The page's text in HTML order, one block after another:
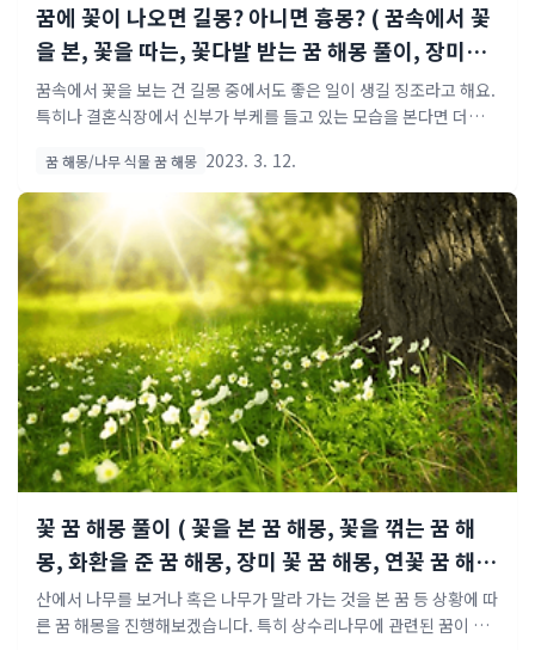
꿈에 꽃이 나오면 길몽? 아니면 흉몽? ( 꿈속에서 꽃
을 본, 꽃을 따는, 꽃다발 받는 꿈 해몽 풀이, 장미꽃
꿈, 국화꽃꿈, 튤립꿈, 해바라기꿈, 연꽃꿈, 개나리
꽃꿈, 매화꽃꿈, 개나리꽃꿈, 안개꽃..
꿈속에서 꽃을 보는 건 길몽 중에서도 좋은 일이 생길 징조라고 해요.
특히나 결혼식장에서 신부가 부케를 들고 있는 모습을 본다면 더욱더
많이 찾는 꿈해몽 등 여러 가지 상황을 정리해 보았습니다. 사람들이
가장 많이 찾는 문장형 꿈해몽 정리 best 1) 가장 많이 꾸는 꽃꿈 중
하나인 꽃다발 받는 꿈입니다. 이 꿈은 길몽 중에서도 아주 좋은 길몽
이랍니다. 자신에게 행운이 찾아온다는 뜻이고, 사업하시는 분이라
면 큰 계약건이 성사될 것이라는 암시라고 하네요. 또한 결혼을 준비
하시거나 연인과의 관계가 소원해지신 분에게는 새로운 인연이 찾아
올 징조라고도 하니 기대하셔도 좋을듯합니다. best 2) 자신이 직접
꽃을 심는 꿈은요? 이것도 역시나 길..
꿈 해몽/나무 식물 꿈 해몽 2023. 3. 12.
꽃 꿈 해몽 풀이 ( 꽃을 본 꿈 해몽, 꽃을 꺾는 꿈 해
몽, 화환을 준 꿈 해몽, 장미 꽃 꿈 해몽, 연꽃 꿈 해
몽, 목화송이 꿈 해몽 )
산에서 나무를 보거나 혹은 나무가 말라 가는 것을 본 꿈 등 상황에 따
른 꿈 해몽을 진행해보겠습니다. 특히 상수리나무에 관련된 꿈이 길